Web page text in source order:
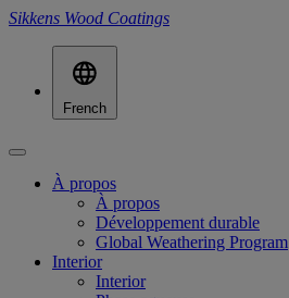
Sikkens Wood Coatings
French
À propos
À propos
Développement durable
Global Weathering Program
Interior
Interior